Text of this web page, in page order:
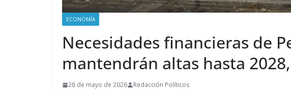
ECONOMÍA
Necesidades financieras de
mantendrán altas hasta
28 de mayo de 2026 Redacción Políticos